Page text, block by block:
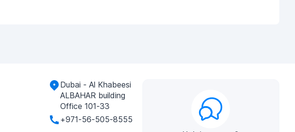
Dubai - Al Khabeesi
ALBAHAR building
Office 101-33
+971-56-505-8555